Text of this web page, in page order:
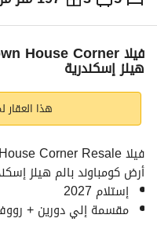
ج.م19,715,250
الاماكن القريبة
هيلز إسكندرية
هذا العقار
أرض كومباوند بالم هيلز
إستلام 2027
مقسمة إلي دورين +